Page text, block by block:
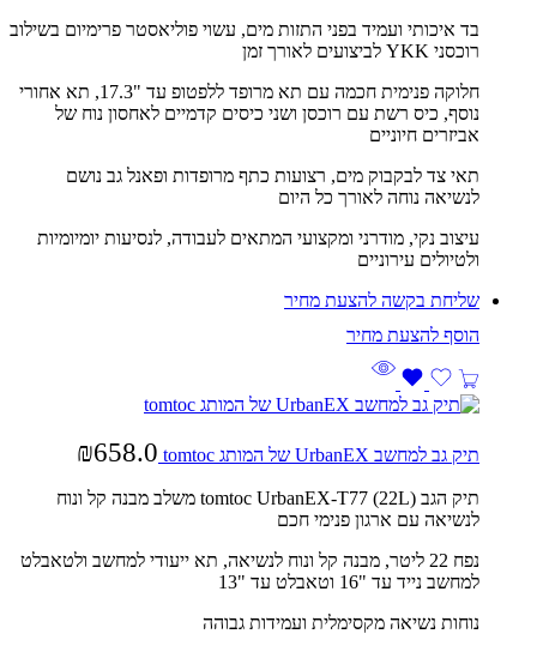
בד איכותי ועמיד בפני התזות מים, עשוי פוליאסטר פרימיום בשילוב
רוכסני YKK לביצועים לאורך זמן
חלוקה פנימית חכמה עם תא מרופד ללפטופ עד ‎17.3"‎, תא אחורי
נוסף, כיס רשת עם רוכסן ושני כיסים קדמיים לאחסון נוח של
אביזרים חיוניים
תאי צד לבקבוק מים, רצועות כתף מרופדות ופאנל גב נושם
לנשיאה נוחה לאורך כל היום
עיצוב נקי, מודרני ומקצועי המתאים לעבודה, לנסיעות יומיומיות
ולטיולים עירוניים
שליחת בקשה להצעת מחיר
תיק גב למחשב UrbanEX של המותג tomtoc ₪658.0
תיק הגב tomtoc UrbanEX-T77 (22L) משלב מבנה קל ונוח
לנשיאה עם ארגון פנימי חכם
נפח 22 ליטר, מבנה קל ונוח לנשיאה, תא ייעודי למחשב ולטאבלט
למחשב נייד עד ‎16"‎ וטאבלט עד ‎13"‎
נוחות נשיאה מקסימלית ועמידות גבוהה